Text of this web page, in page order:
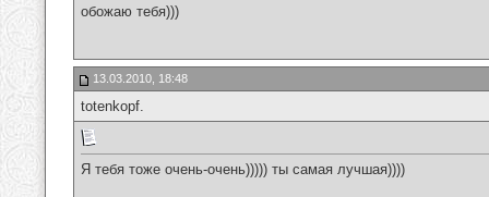
обожаю тебя)))
13.03.2010, 18:48
totenkopf.
Я тебя тоже очень-очень))))) ты самая лучшая))))